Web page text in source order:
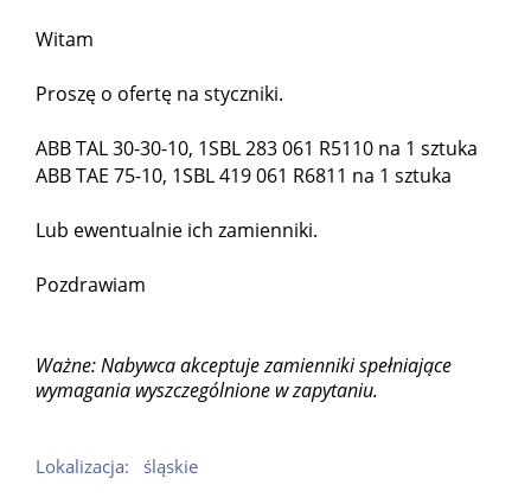
Witam
Proszę o ofertę na styczniki.
ABB TAL 30-30-10, 1SBL 283 061 R5110 na 1 sztuka
ABB TAE 75-10, 1SBL 419 061 R6811 na 1 sztuka
Lub ewentualnie ich zamienniki.
Pozdrawiam
Ważne: Nabywca akceptuje zamienniki spełniające
wymagania wyszczególnione w zapytaniu.
Lokalizacja: śląskie